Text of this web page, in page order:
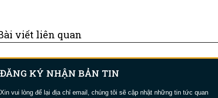
viết liên quan
ĐĂNG KÝ NHẬN BẢN TIN
Xin vui lòng để lại địa chỉ email, chúng tôi sẽ cập nhật những tin tức quan